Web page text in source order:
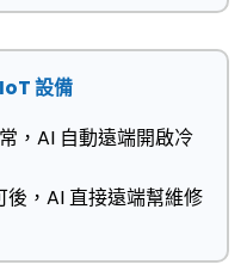
設備
，AI 自動遠端開啟冷
後，AI 直接遠端幫維修